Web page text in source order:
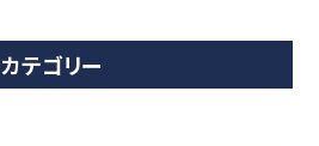
カテゴリー